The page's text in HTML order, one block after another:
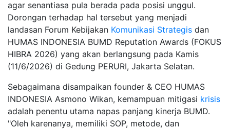
agar senantiasa pula berada pada posisi unggul.
Dorongan terhadap hal tersebut yang menjadi
landasan Forum Kebijakan Komunikasi Strategis dan
HUMAS INDONESIA BUMD Reputation Awards (FOKUS
HIBRA 2026) yang akan berlangsung pada Kamis
(11/6/2026) di Gedung PERURI, Jakarta Selatan.
Sebagaimana disampaikan founder & CEO HUMAS
INDONESIA Asmono Wikan, kemampuan mitigasi krisis
adalah penentu utama napas panjang kinerja BUMD.
"Oleh karenanya, memiliki SOP, metode, dan